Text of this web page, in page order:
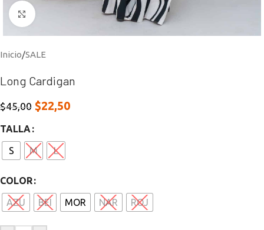
Click to enlarge
Inicio/SALE
Long Cardigan
$45,00 $22,50
TALLA
S M L
COLOR
AZU BEI MOR NAR ROJ